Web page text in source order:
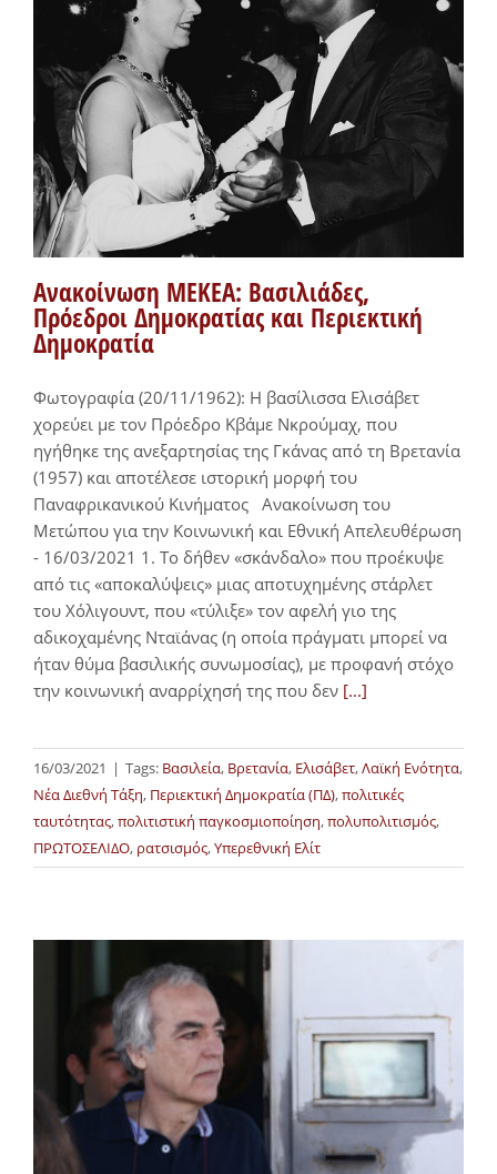
Ανακοίνωση ΜΕΚΕΑ: Βασιλιάδες,
Πρόεδροι Δημοκρατίας και Περιεκτική
Δημοκρατία
Φωτογραφία (20/11/1962): Η βασίλισσα Ελισάβετ
χορεύει με τον Πρόεδρο Κβάμε Νκρούμαχ, που
ηγήθηκε της ανεξαρτησίας της Γκάνας από τη Βρετανία
(1957) και αποτέλεσε ιστορική μορφή του
Παναφρικανικού Κινήματος Ανακοίνωση του
Μετώπου για την Κοινωνική και Εθνική Απελευθέρωση
- 16/03/2021 1. Το δήθεν «σκάνδαλο» που προέκυψε
από τις «αποκαλύψεις» μιας αποτυχημένης στάρλετ
του Χόλιγουντ, που «τύλιξε» τον αφελή γιο της
αδικοχαμένης Νταϊάνας (η οποία πράγματι μπορεί να
ήταν θύμα βασιλικής συνωμοσίας), με προφανή στόχο
την κοινωνική αναρρίχησή της που δεν [...]
16/03/2021 | Tags: Βασιλεία, Βρετανία, Ελισάβετ,Λαϊκή Ενότητα,
Νέα Διεθνή Τάξη, Περιεκτική Δημοκρατία (ΠΔ),πολιτικές
ταυτότητας,πολιτιστική παγκοσμιοποίηση,πολυπολιτισμός,
ΠΡΩΤΟΣΕΛΙΔΟ, ρατσισμός,Υπερεθνική Ελίτ